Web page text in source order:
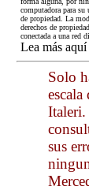
computadora para
de propiedad. La
derechos de
conectada a una red
Lea más
Solo
Italeri.
sus